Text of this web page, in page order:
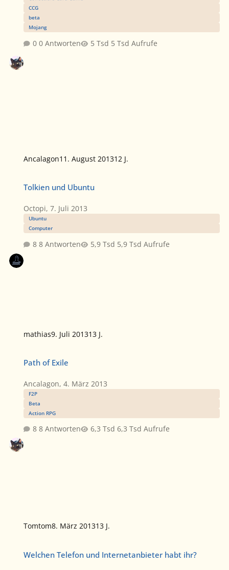
CCG
beta
Mojang
0 Antworten 5 Tsd Aufrufe
Ancalagon11. August 201312 J.
Tolkien und Ubuntu
Octopi,7. Juli 2013
Ubuntu
Computer
8 Antworten 5,9 Tsd Aufrufe
mathias9. Juli 201313 J.
Path of Exile
Ancalagon,4. März 2013
F2P
Beta
Action RPG
8 Antworten 6,3 Tsd Aufrufe
Tomtom8. März 201313 J.
Welchen Telefon und Internetanbieter habt ihr?